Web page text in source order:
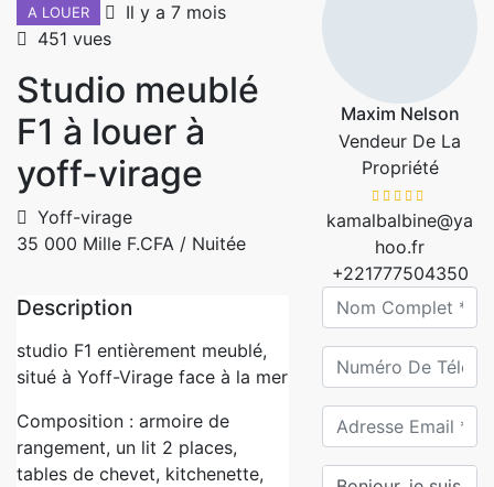
A LOUER
Il y a 7 mois
451 vues
Studio meublé
F1 à louer à
yoff-virage
Yoff-virage
35 000 Mille F.CFA / Nuitée
Description
studio F1 entièrement meublé,
situé à Yoff-Virage face à la mer
Composition : armoire de
rangement, un lit 2 places,
tables de chevet, kitchenette,
Maxim Nelson
Vendeur De La
Propriété
kamalbalbine@ya
hoo.fr
+221777504350